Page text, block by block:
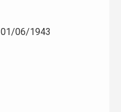
01/06/1943